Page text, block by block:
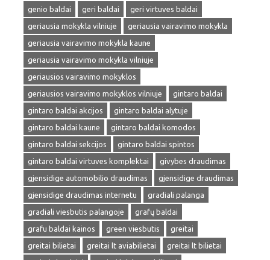
genio baldai
geri baldai
geri virtuves baldai
geriausia mokykla vilniuje
geriausia vairavimo mokykla
geriausia vairavimo mokykla kaune
geriausia vairavimo mokykla vilniuje
geriausios vairavimo mokyklos
geriausios vairavimo mokyklos vilniuje
gintaro baldai
gintaro baldai akcijos
gintaro baldai alytuje
gintaro baldai kaune
gintaro baldai komodos
gintaro baldai sekcijos
gintaro baldai spintos
gintaro baldai virtuves komplektai
givybes draudimas
gjensidige automobilio draudimas
gjensidige draudimas
gjensidige draudimas internetu
gradiali palanga
gradiali viesbutis palangoje
grafų baldai
grafu baldai kainos
green viesbutis
greitai
greitai bilietai
greitai lt aviabilietai
greitai lt bilietai